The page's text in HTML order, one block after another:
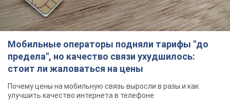
Мобильные операторы подняли тарифы "до
предела", но качество связи ухудшилось:
стоит ли жаловаться на цены
Почему цены на мобильную связь выросли в разы и как
улучшить качество интернета в телефоне